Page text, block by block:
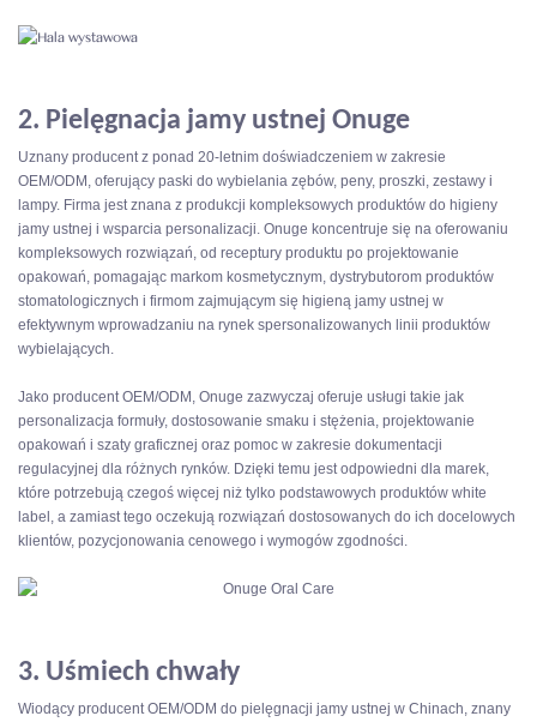
2. Pielęgnacja jamy ustnej Onuge
Uznany producent z ponad 20-letnim doświadczeniem w zakresie
OEM/ODM, oferujący paski do wybielania zębów, peny, proszki, zestawy i
lampy. Firma jest znana z produkcji kompleksowych produktów do higieny
jamy ustnej i wsparcia personalizacji. Onuge koncentruje się na oferowaniu
kompleksowych rozwiązań, od receptury produktu po projektowanie
opakowań, pomagając markom kosmetycznym, dystrybutorom produktów
stomatologicznych i firmom zajmującym się higieną jamy ustnej w
efektywnym wprowadzaniu na rynek spersonalizowanych linii produktów
wybielających.
Jako producent OEM/ODM, Onuge zazwyczaj oferuje usługi takie jak
personalizacja formuły, dostosowanie smaku i stężenia, projektowanie
opakowań i szaty graficznej oraz pomoc w zakresie dokumentacji
regulacyjnej dla różnych rynków. Dzięki temu jest odpowiedni dla marek,
które potrzebują czegoś więcej niż tylko podstawowych produktów white
label, a zamiast tego oczekują rozwiązań dostosowanych do ich docelowych
klientów, pozycjonowania cenowego i wymogów zgodności.
3. Uśmiech chwały
Wiodący producent OEM/ODM do pielęgnacji jamy ustnej w Chinach, znany